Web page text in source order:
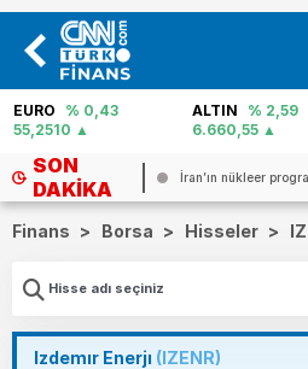
EURO
% 0,43
55,2510
ALTIN
% 2,59
6.660,55
SON
DAKIKA
İran’ın nükleer
Finans > Borsa > Hisseler >
Izdemır Enerjı (IZENR)